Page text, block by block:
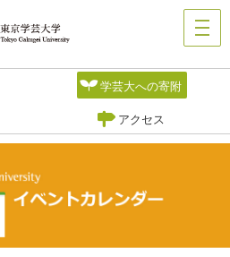
学芸大への寄附
アクセス